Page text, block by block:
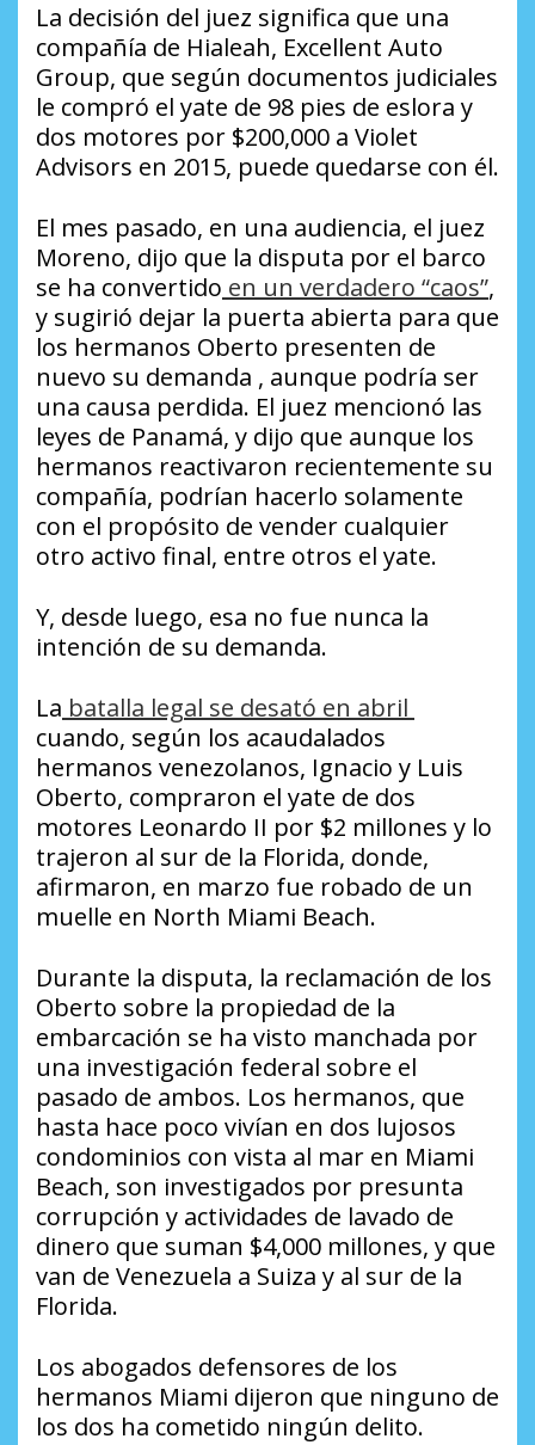
La decisión del juez significa que una
compañía de Hialeah, Excellent Auto
Group, que según documentos judiciales
le compró el yate de 98 pies de eslora y
dos motores por $200,000 a Violet
Advisors en 2015, puede quedarse con él.
El mes pasado, en una audiencia, el juez
Moreno, dijo que la disputa por el barco
se ha convertido en un verdadero “caos”,
y sugirió dejar la puerta abierta para que
los hermanos Oberto presenten de
nuevo su demanda , aunque podría ser
una causa perdida. El juez mencionó las
leyes de Panamá, y dijo que aunque los
hermanos reactivaron recientemente su
compañía, podrían hacerlo solamente
con el propósito de vender cualquier
otro activo final, entre otros el yate.
Y, desde luego, esa no fue nunca la
intención de su demanda.
La batalla legal se desató en abril
cuando, según los acaudalados
hermanos venezolanos, Ignacio y Luis
Oberto, compraron el yate de dos
motores Leonardo II por $2 millones y lo
trajeron al sur de la Florida, donde,
afirmaron, en marzo fue robado de un
muelle en North Miami Beach.
Durante la disputa, la reclamación de los
Oberto sobre la propiedad de la
embarcación se ha visto manchada por
una investigación federal sobre el
pasado de ambos. Los hermanos, que
hasta hace poco vivían en dos lujosos
condominios con vista al mar en Miami
Beach, son investigados por presunta
corrupción y actividades de lavado de
dinero que suman $4,000 millones, y que
van de Venezuela a Suiza y al sur de la
Florida.
Los abogados defensores de los
hermanos Miami dijeron que ninguno de
los dos ha cometido ningún delito.